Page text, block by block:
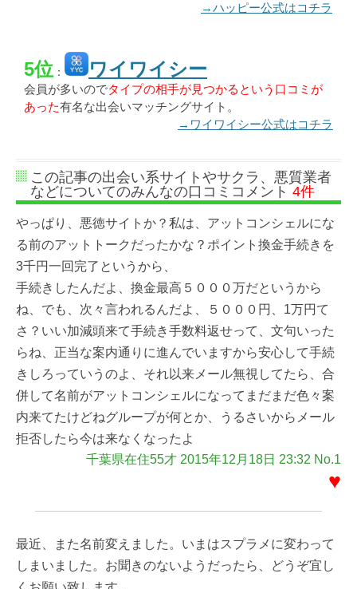
→ハッピー公式はコチラ
5位 ： ワイワイシー
会員が多いのでタイプの相手が見つかるという口コミが
あった有名な出会いマッチングサイト。
→ワイワイシー公式はコチラ
この記事の出会い系サイトやサクラ、悪質業者
などについてのみんなの口コミコメント 4件
やっぱり、悪徳サイトか？私は、アットコンシェルにな
る前のアットトークだったかな？ポイント換金手続きを
3千円一回完了というから、
手続きしたんだよ、換金最高５０００万だというから
ね、でも、次々言われるんだよ、５０００円、1万円て
さ？いい加減頭来て手続き手数料返せって、文句いった
らね、正当な案内通りに進んでいますから安心して手続
きしろっていうのよ、それ以来メール無視してたら、合
併して名前がアットコンシェルになってまだまだ色々案
内来てたけどねグループが何とか、うるさいからメール
拒否したら今は来なくなったよ
千葉県在住55才 2015年12月18日 23:32 No.1
♥
最近、また名前変えました。いまはスプラメに変わって
しまいました。お聞きのないようだったら、どうぞ宜し